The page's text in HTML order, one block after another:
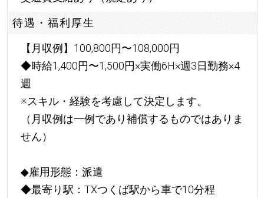
待遇・福利厚生
【月収例】100,800円〜108,000円
◆時給1,400円〜1,500円×実働6H×週3日勤務×4
週
※スキル・経験を考慮して決定します。
（月収例は一例であり補償するものではありま
せん）
◆雇用形態：派遣
◆最寄り駅：TXつくば駅から車で10分程